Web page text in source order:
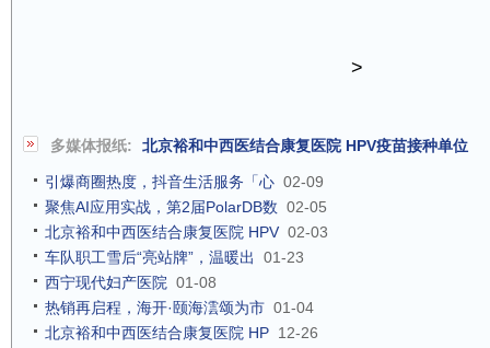
>
多媒体报纸: 北京裕和中西医结合康复医院 HPV疫苗接种单位
引爆商圈热度，抖音生活服务「心 02-09
聚焦AI应用实战，第2届PolarDB数 02-05
北京裕和中西医结合康复医院 HPV 02-03
车队职工雪后“亮站牌”，温暖出
01-23
西宁现代妇产医院 01-08
热销再启程，海开·颐海澐颂为市 01-04
北京裕和中西医结合康复医院 HP 12-26